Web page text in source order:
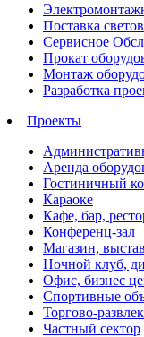
Поставка
Сервисное
Прокат
Монтаж
Разработка
Проекты
Аренда
Гостиничный
Караоке
Кафе, бар,
Конференц-зал
Магазин,
Ночной клуб,
Офис, бизнес
Спортивные
Торгово-
Частный сектор